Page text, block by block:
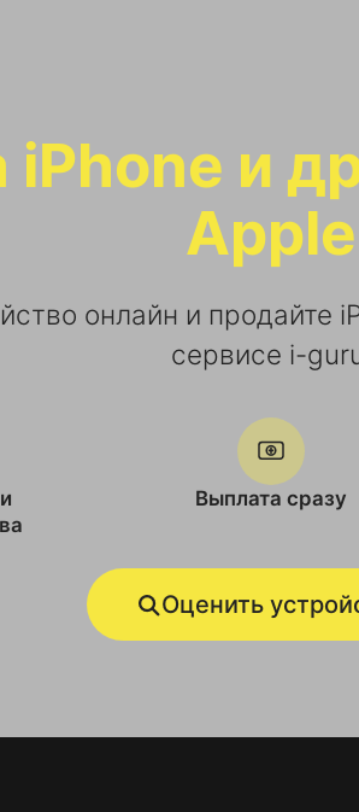
и
Apple
онлайн и продайте
сервисе i-
Выплата сразу
Оценить